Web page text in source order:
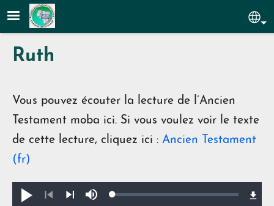
Aller au contenu principal
Ruth
Vous pouvez écouter la lecture de l’Ancien
Testament moba ici. Si vous voulez voir le texte
de cette lecture, cliquez ici : Ancien Testament
(fr)
Jouer SourdineLoaded: